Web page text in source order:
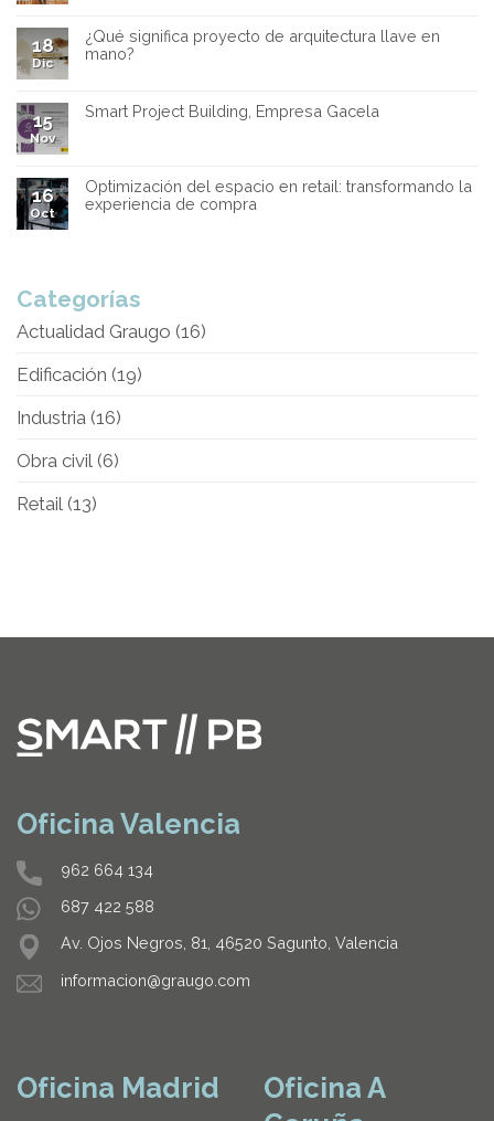
18
Dic
¿Qué significa proyecto de arquitectura llave en
mano?
15
Nov
Smart Project Building, Empresa Gacela
16
Oct
Optimización del espacio en retail: transformando la
experiencia de compra
Categorías
Actualidad Graugo (16)
Edificación (19)
Industria (16)
Obra civil (6)
Retail (13)
Oficina Madrid
Oficina Valencia
962 664 134
687 422 588
Av. Ojos Negros, 81, 46520 Sagunto, Valencia
informacion@graugo.com
Oficina A